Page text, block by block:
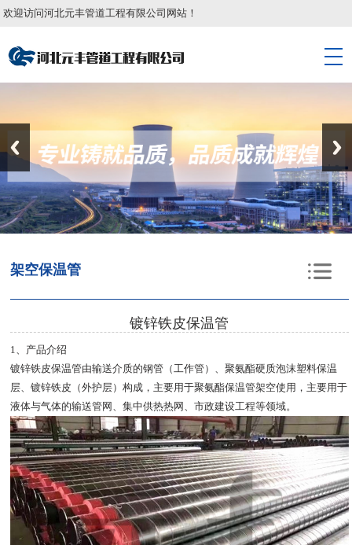
欢迎访问河北元丰管道工程有限公司网站！
架空保温管
镀锌铁皮保温管
1、产品介绍
镀锌铁皮保温管由输送介质的钢管（工作管）、聚氨酯硬质泡沫塑料保温
层、镀锌铁皮（外护层）构成，主要用于聚氨酯保温管架空使用，主要用于
液体与气体的输送管网、集中供热热网、市政建设工程等领域。